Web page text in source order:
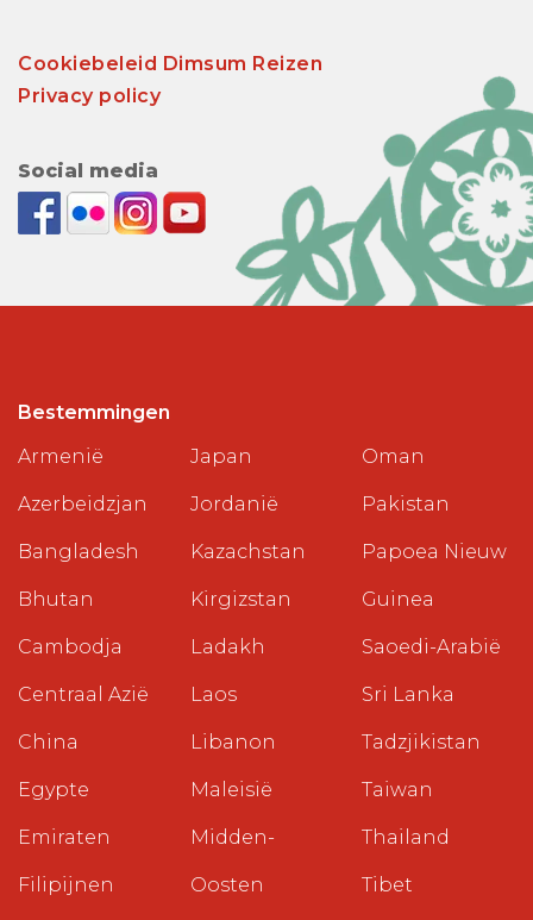
Cookiebeleid Dimsum Reizen
Privacy policy
Social media
Bestemmingen
Armenië
Azerbeidzjan
Bangladesh
Bhutan
Cambodja
Centraal Azië
China
Egypte
Emiraten
Filipijnen
Japan
Jordanië
Kazachstan
Kirgizstan
Ladakh
Laos
Libanon
Maleisië
Midden-
Oosten
Oman
Pakistan
Papoea Nieuw
Guinea
Saoedi-Arabië
Sri Lanka
Tadzjikistan
Taiwan
Thailand
Tibet